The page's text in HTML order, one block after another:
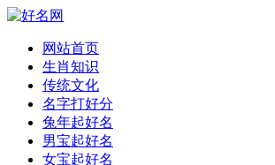
网站首页
生肖知识
传统文化
名字打好分
兔年起好名
男宝起好名
女宝起好名